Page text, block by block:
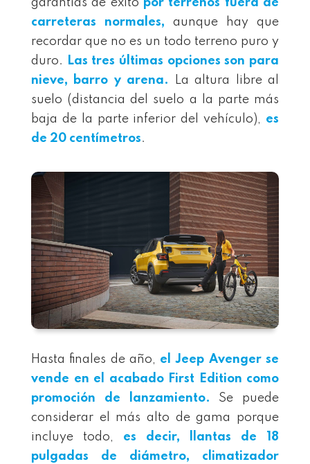
garantías de éxito por terrenos fuera de
carreteras normales, aunque hay que
recordar que no es un todo terreno puro y
duro.
Las tres últimas opciones son para
nieve, barro y arena.
La altura libre al
suelo (distancia del suelo a la parte más
baja de la parte inferior del vehículo), es
de 20 centímetros.
Hasta finales de año, el Jeep Avenger se
vende en el acabado First Edition como
promoción de lanzamiento. Se puede
considerar el más alto de gama porque
incluye todo, es decir, llantas de 18
pulgadas de diámetro, climatizador